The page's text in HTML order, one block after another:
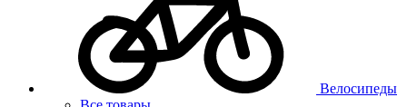
Велосипеды